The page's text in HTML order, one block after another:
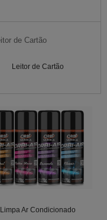
Leitor de Cartão
Limpa Ar Condicionado